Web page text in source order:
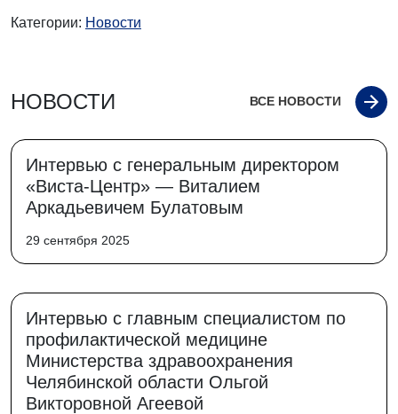
Категории: Новости
НОВОСТИ ВСЕ НОВОСТИ
Интервью с генеральным директором
«Виста-Центр» — Виталием
Аркадьевичем Булатовым
29 сентября 2025
Интервью с главным специалистом по
профилактической медицине
Министерства здравоохранения
Челябинской области Ольгой
Викторовной Агеевой